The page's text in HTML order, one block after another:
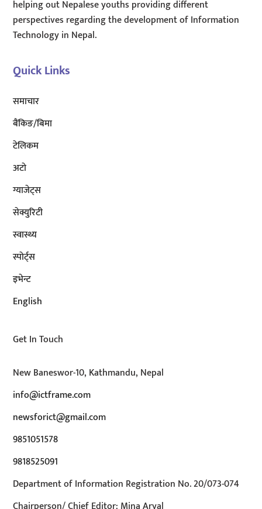
helping out Nepalese youths providing different
perspectives regarding the development of Information
Technology in Nepal.
Quick Links
समाचार
बैंकिङ/बिमा
टेलिकम
अटाे
ग्याजेट्स
सेक्युरिटी
स्वास्थ्य
स्पोर्ट्स
इभेन्ट
English
Get In Touch
New Baneswor-10, Kathmandu, Nepal
info@ictframe.com
newsforict@gmail.com
9851051578
9818525091
Department of Information Registration No. 20/073-074